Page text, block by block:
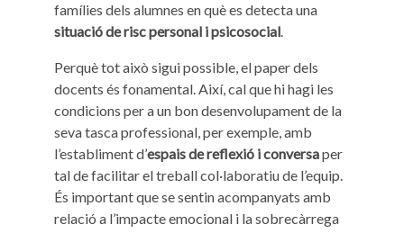
famílies dels alumnes en què es detecta una
situació de risc personal i psicosocial.
Perquè tot això sigui possible, el paper dels
docents és fonamental. Així, cal que hi hagi les
condicions per a un bon desenvolupament de la
seva tasca professional, per exemple, amb
l’establiment d’espais de reflexió i conversaper
tal de facilitar el treball col·laboratiu de l’equip.
És important que se sentin acompanyats amb
relació a l’impacte emocional i la sobrecàrrega